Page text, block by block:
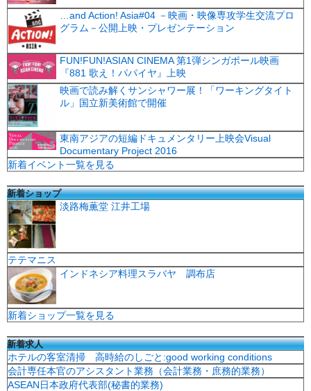
…and Action! Asia#04 －映画・映像専攻学生交流プロ
グラム－公開上映・プレゼンテーション
FUN!FUN!ASIAN CINEMA 第1弾シンガポール映画
『881 歌え！パパイヤ』上映
映画で読み解くサンシャワー展！「ワーキングタイト
ル」国立新美術館で開催
東南アジアの短編ドキュメンタリー上映会Visual
Documentary Project 2016
新着イベント一覧を見る
新着ショップ
淡路梅薫堂 江井工場
テテマニス
インドネシア料理スラバヤ 調布店
新着ショップ一覧を見る
新着求人
ホテルの客室清掃 高時給のしごと:good working conditions
会計専任本官のアシスタント業務（会計業務・庶務的業務）
ASEAN日本政府代表部(秘書的業務)